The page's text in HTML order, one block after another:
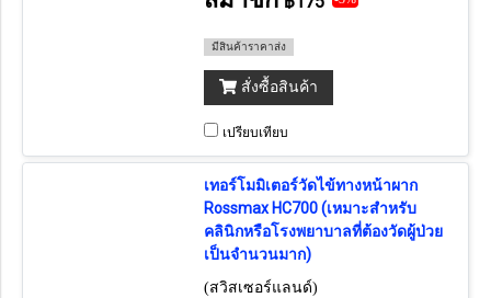
มีสินค้าราคาส่ง
สั่งซื้อสินค้า
เปรียบเทียบ
เทอร์โมมิเตอร์วัดไข้ทางหน้าผาก
Rossmax HC700 (เหมาะสำหรับ
คลินิกหรือโรงพยาบาลที่ต้องวัดผู้ป่วย
เป็นจำนวนมาก)
(สวิสเซอร์แลนด์)